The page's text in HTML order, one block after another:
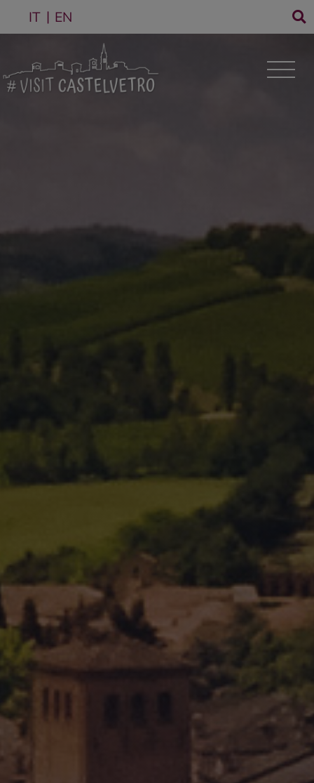
IT EN